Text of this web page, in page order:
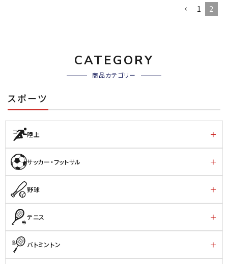
1
2
CATEGORY
商品カテゴリー
スポーツ
陸上
サッカー・フットサル
野球
テニス
バトミントン